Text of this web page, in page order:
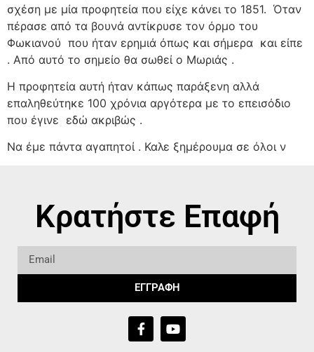
σχέση με μία προφητεία που είχε κάνει το 1851. Όταν
πέρασε από τα βουνά αντίκρυσε τον όρμο του
Φωκιανού που ήταν ερημιά όπως και σήμερα και είπε
. Από αυτό το σημείο θα σωθεί ο Μωριάς .
Η προφητεία αυτή ήταν κάπως παράξενη αλλά
επαληθεύτηκε 100 χρόνια αργότερα με το επεισόδιο
που έγινε εδώ ακριβώς .
Να έμε πάντα αγαπητοί . Καλε ξημέρουμα σε όλοι ν
Κρατήστε Επαφή
ΕΓΓΡΑΦΗ